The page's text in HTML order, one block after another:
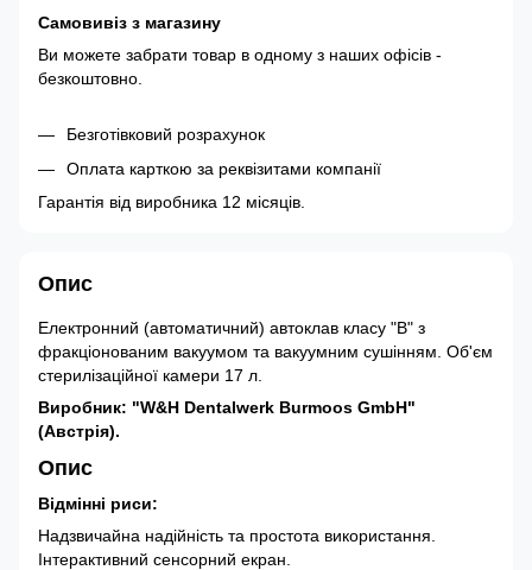
Самовивіз з магазину
Ви можете забрати товар в одному з наших офісів -
безкоштовно.
Безготівковий розрахунок
Оплата карткою за реквізитами компанії
Гарантія від виробника 12 місяців.
Опис
Електронний (автоматичний) автоклав класу "В" з
фракціонованим вакуумом та вакуумним сушінням. Об'єм
стерилізаційної камери 17 л.
Виробник: "W&H Dentalwerk Burmoos GmbH"
(Австрія).
Опис
Відмінні риси:
Надзвичайна надійність та простота використання.
Інтерактивний сенсорний екран.